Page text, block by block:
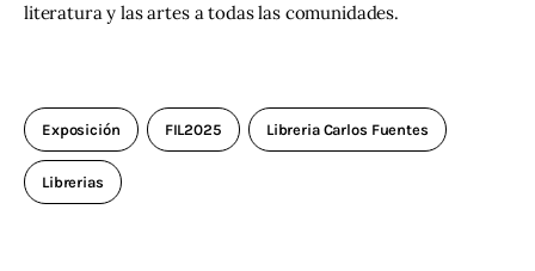
literatura y las artes a todas las comunidades.
Exposición FIL2025 Libreria Carlos Fuentes
Librerias